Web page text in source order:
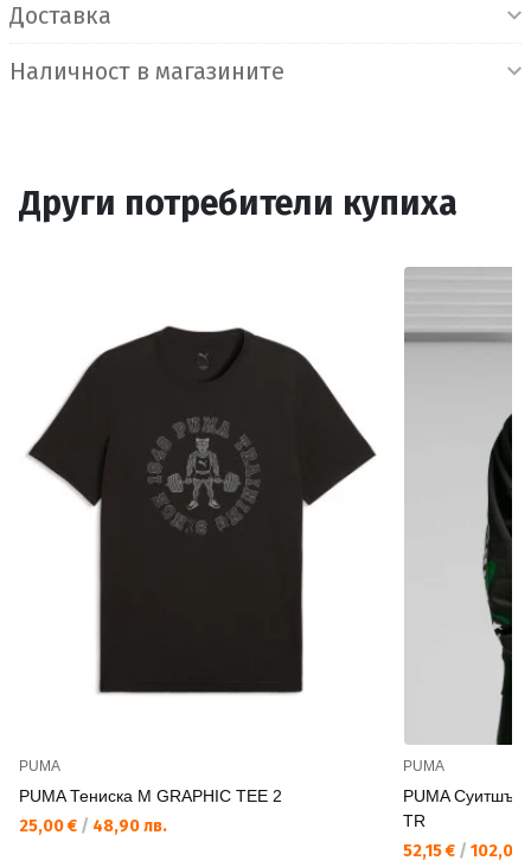
Доставка
Наличност в магазините
Други потребители купиха
PUMA
PUMA Тениска M GRAPHIC TEE 2
25,00 € / 48,90 лв.
PUMA
PUMA
TR
52,15 € / 102,00